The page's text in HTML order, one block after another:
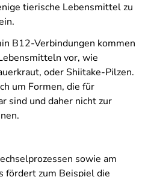
tierische Lebensmittel zu
B12-Verbindungen kommen
vor, wie
oder Shiitake-Pilzen.
um Formen, die für
sind und daher nicht zur
sowie am
fördert zum Beispiel die